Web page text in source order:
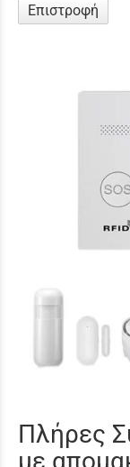
Επιστροφή
Πλήρες